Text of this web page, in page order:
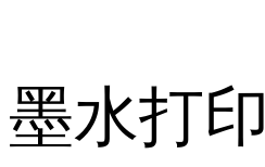
墨水打